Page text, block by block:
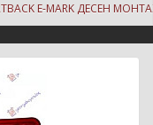
E-MARK ДЕСЕН